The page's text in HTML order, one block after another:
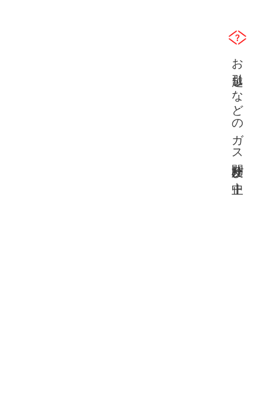
お引越しなどのガス開栓及び中止